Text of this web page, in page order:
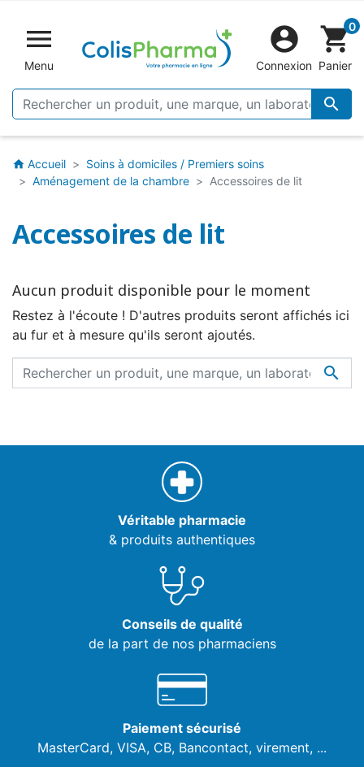

Menu


Connexion
shopping_cart0
Panier
home Accueil
Soins à domiciles / Premiers soins
Aménagement de la chambre
Accessoires de lit
Accessoires de lit
Aucun produit disponible pour le moment
Restez à l'écoute ! D'autres produits seront affichés ici
au fur et à mesure qu'ils seront ajoutés.

Véritable pharmacie
& produits authentiques
Conseils de qualité
de la part de nos pharmaciens
Paiement sécurisé
MasterCard, VISA, CB, Bancontact, virement, ...